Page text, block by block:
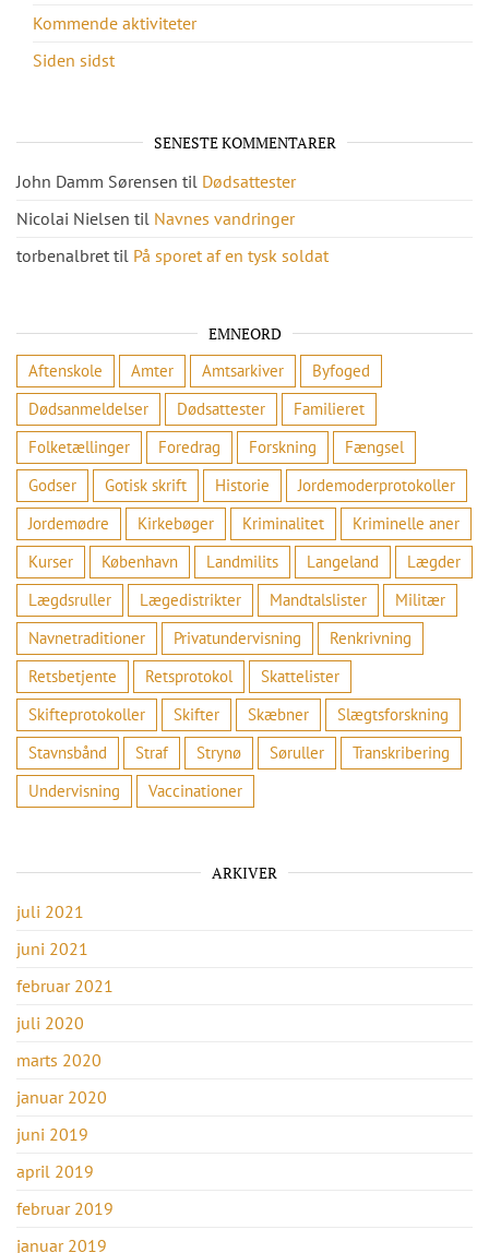
Kommende aktiviteter
Siden sidst
SENESTE KOMMENTARER
John Damm Sørensen til Dødsattester
Nicolai Nielsen til Navnes vandringer
torbenalbret til På sporet af en tysk soldat
EMNEORD
Aftenskole
Amter Amtsarkiver
Byfoged
Dødsanmeldelser
Dødsattester
Familieret
Folketællinger
Foredrag Forskning
Fængsel
Godser
Gotisk skrift Historie
Jordemoderprotokoller
Jordemødre
Kirkebøger Kriminalitet
Kriminelle aner
Kurser
København Landmilits Langeland
Lægder
Lægdsruller
Lægedistrikter Mandtalslister
Militær
Navnetraditioner
Privatundervisning
Renkrivning
Retsbetjente
Retsprotokol
Skattelister
Skifteprotokoller
Skifter Skæbner
Slægtsforskning
Stavnsbånd
Straf Strynø Søruller
Transkribering
Undervisning
Vaccinationer
ARKIVER
juli 2021
juni 2021
februar 2021
juli 2020
marts 2020
januar 2020
juni 2019
april 2019
februar 2019
januar 2019